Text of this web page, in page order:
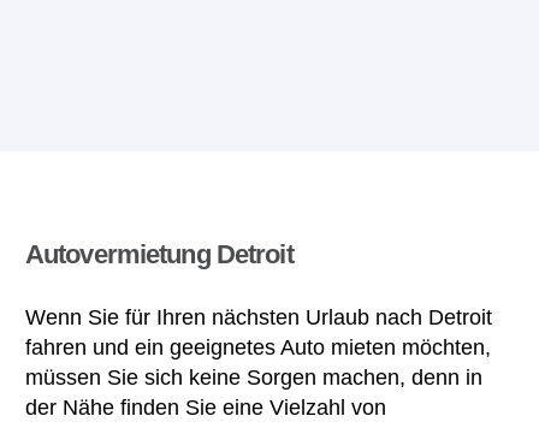
Autovermietung Detroit
Wenn Sie für Ihren nächsten Urlaub nach Detroit
fahren und ein geeignetes Auto mieten möchten,
müssen Sie sich keine Sorgen machen, denn in
der Nähe finden Sie eine Vielzahl von